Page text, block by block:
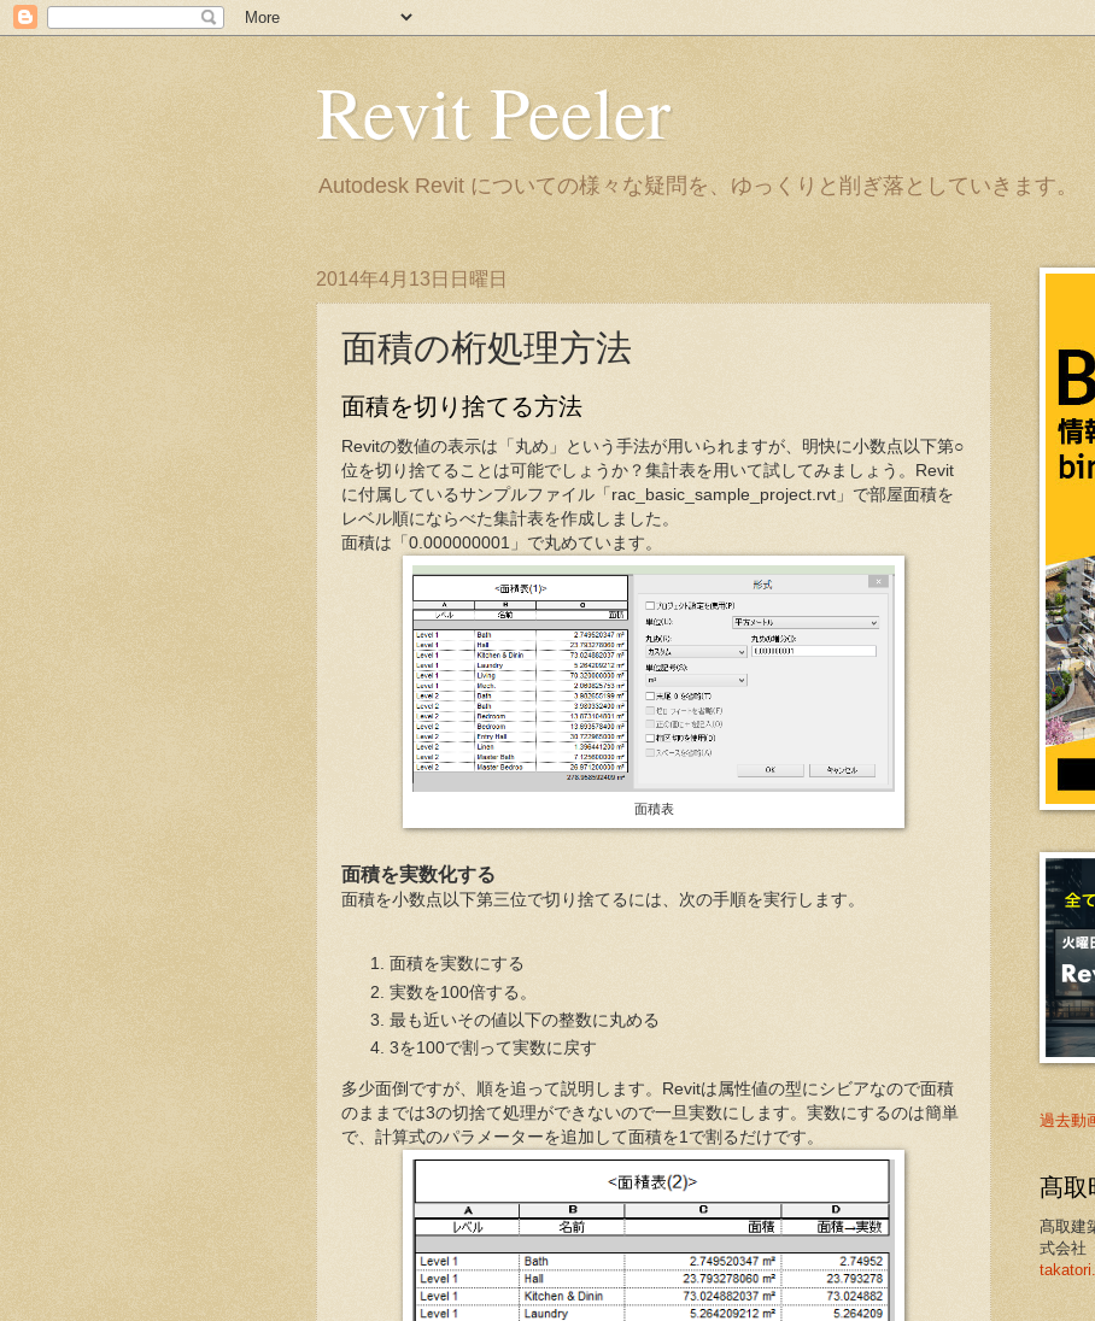
Revit Peeler
Autodesk Revit についての様々な疑問を、ゆっくりと削ぎ落としていきます。
2014年4月13日日曜日
面積の桁処理方法
面積を切り捨てる方法
Revitの数値の表示は「丸め」という手法が用いられますが、明快に小数点以下第○
位を切り捨てることは可能でしょうか？集計表を用いて試してみましょう。Revit
に付属しているサンプルファイル「rac_basic_sample_project.rvt」で部屋面積を
レベル順にならべた集計表を作成しました。
面積は「0.000000001」で丸めています。
面積表
面積を実数化する
面積を小数点以下第三位で切り捨てるには、次の手順を実行します。
面積を実数にする
実数を100倍する。
最も近いその値以下の整数に丸める
3を100で割って実数に戻す
多少面倒ですが、順を追って説明します。Revitは属性値の型にシビアなので面積
のままでは3の切捨て処理ができないので一旦実数にします。実数にするのは簡単
で、計算式のパラメーターを追加して面積を1で割るだけです。
過去動
髙取
髙取建
式会社